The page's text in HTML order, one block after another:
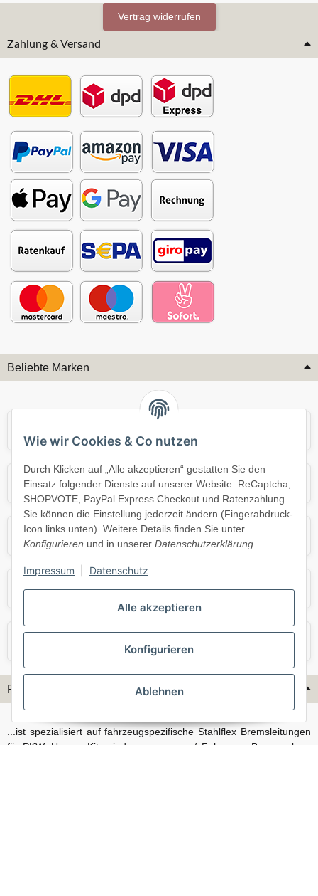
Alle akzeptieren
Konfigurieren
Ablehnen
Wie wir Cookies & Co nutzen
Durch Klicken auf „Alle akzeptieren“ gestatten Sie den
Einsatz folgender Dienste auf unserer Website: ReCaptcha,
SHOPVOTE, PayPal Express Checkout und Ratenzahlung.
Sie können die Einstellung jederzeit ändern (Fingerabdruck-
Icon links unten). Weitere Details finden Sie unter
Konfigurieren und in unserer Datenschutzerklärung.
Impressum Datenschutz
Vertrag widerrufen
Zahlung & Versand
Beliebte Marken
Mercedes Mini
Opel Porsche
Skoda Smart
Flex-Hydraulik...
...ist spezialisiert auf fahrzeugspezifische Stahlflex Bremsleitungen
für PKW. Unsere Kits sind passgenau auf Fahrzeug, Bremsanlage